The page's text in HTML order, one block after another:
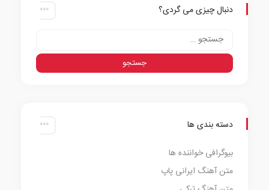
دنبال چیزی می گردی؟
دسته بندی ها
بیوگرافی خواننده ها
متن آهنگ ایرانی پاپ